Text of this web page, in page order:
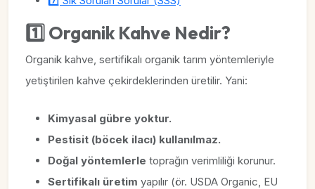
1️⃣ Organik Kahve Nedir?
Organik kahve, sertifikalı organik tarım yöntemleriyle
yetiştirilen kahve çekirdeklerinden üretilir. Yani:
Kimyasal gübre yoktur.
Pestisit (böcek ilacı) kullanılmaz.
Doğal yöntemlerle toprağın verimliliği korunur.
Sertifikalı üretim yapılır (ör. USDA Organic, EU